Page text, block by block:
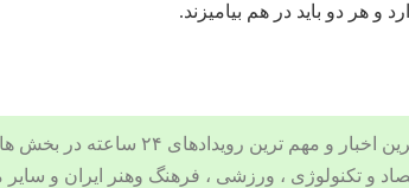
و هر دو باید در هم بیامیزند.
و مهم ترین رویدادهای ۲۴ ساعته در بخش های حوادث ، اجتماعی ، سیاسی ،
وتکنولوژی ، ورزشی ، فرهنگ وهنر
ایران و